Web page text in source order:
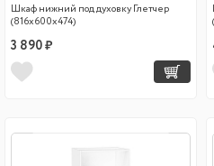
Шкаф нижний под духовку Глетчер
(816х600х474)
3 890 ₽